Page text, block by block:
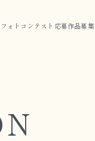
ォトコンテスト応募作品募集